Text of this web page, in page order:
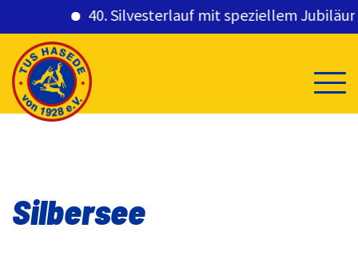
40. Silvesterlauf mit speziellem
content
Silbersee